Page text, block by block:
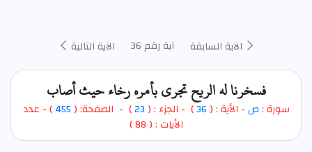
الآية السابقة آية رقم 36 الآية التالية
فسخرنا له الريح تجري بأمره رخاء حيث أصاب
سورة :ص- الأية : (36
) - الجزء : (23) - الصفحة: ( 455) - عدد
الأيات : ( 88 )